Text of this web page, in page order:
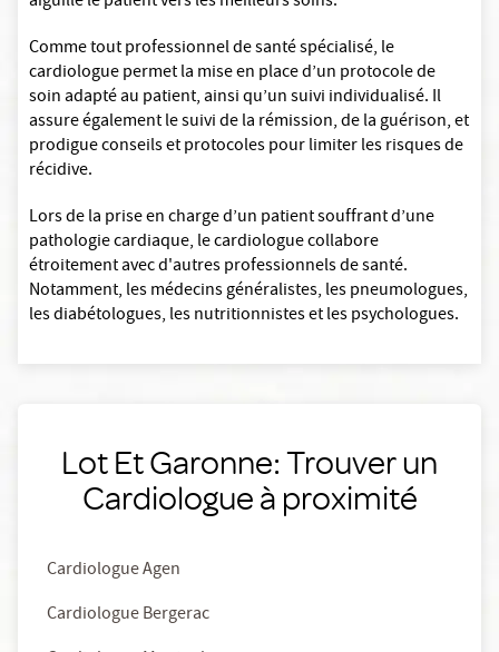
Comme tout professionnel de santé spécialisé, le
cardiologue permet la mise en place d’un protocole de
soin adapté au patient, ainsi qu’un suivi individualisé. Il
assure également le suivi de la rémission, de la guérison, et
prodigue conseils et protocoles pour limiter les risques de
récidive.
Lors de la prise en charge d’un patient souffrant d’une
pathologie cardiaque, le cardiologue collabore
étroitement avec d'autres professionnels de santé.
Notamment, les médecins généralistes, les pneumologues,
les diabétologues, les nutritionnistes et les psychologues.
Lot Et Garonne: Trouver un
Cardiologue à proximité
Cardiologue Agen
Cardiologue Bergerac